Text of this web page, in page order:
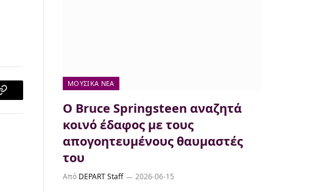
C
ΜΟΥΣΙΚΆ ΝΈΑ
Ο Bruce Springsteen αναζητά
κοινό έδαφος με τους
απογοητευμένους θαυμαστές
του
Από DEPART Staff 2026-06-15